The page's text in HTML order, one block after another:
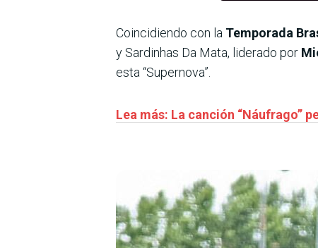
Coincidiendo con la Temporada
y Sardinhas Da Mata, liderado por
esta “Supernova”.
Lea más: La canción “Náufrago”